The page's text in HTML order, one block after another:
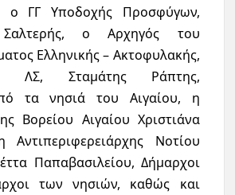
ο ΓΓ Υποδοχής Προσφύγων,
Σαλτερής, ο Αρχηγός του
Ελληνικής – Ακτοφυλακής,
ΛΣ, Σταμάτης Ράπτης,
τα νησιά του Αιγαίου, η
Βορείου Αιγαίου Χριστιάνα
Αντιπεριφερειάρχης Νοτίου
Παπαβασιλείου, Δήμαρχοι
των νησιών, καθώς και